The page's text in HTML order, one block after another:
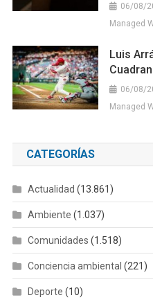
06/08/
Managed
Luis
06/08/
Managed
CATEGORÍAS
Actualidad (13.861)
Ambiente (1.037)
Comunidades (1.518)
Conciencia ambiental (221)
Deporte (10)